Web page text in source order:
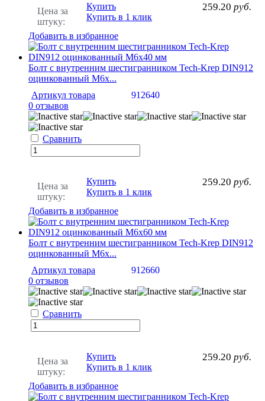
Цена за
штуку:
259.20 руб.
Купить
Купить в 1 клик
Добавить в избранное
Болт с внутренним шестигранником Tech-Krep DIN912
оцинкованный М6х...
Артикул товара
912640
0 отзывов
Сравнить
Цена за
штуку:
259.20 руб.
Купить
Купить в 1 клик
Добавить в избранное
Болт с внутренним шестигранником Tech-Krep DIN912
оцинкованный М6х...
Артикул товара
912660
0 отзывов
Сравнить
Цена за
штуку:
259.20 руб.
Купить
Купить в 1 клик
Добавить в избранное